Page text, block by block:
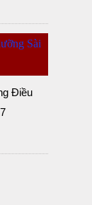
Điều